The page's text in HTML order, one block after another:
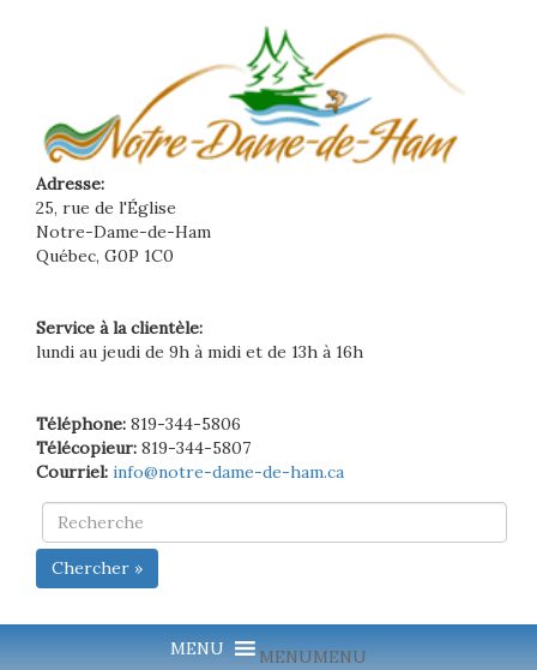
Adresse:
25, rue de l'Église
Notre-Dame-de-Ham
Québec, G0P 1C0
Service à la clientèle:
lundi au jeudi de 9h à midi et de 13h à 16h
Téléphone: 819-344-5806
Télécopieur: 819-344-5807
Courriel: info@notre-dame-de-ham.ca
Chercher »
MENUMENU